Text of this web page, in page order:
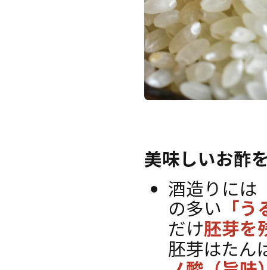
美味しいお酢
酒造りには
の多い 「
だけ胚芽を
胚芽はたん